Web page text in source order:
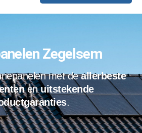
Zegelsem
met deallerbeste
enuitstekende
.